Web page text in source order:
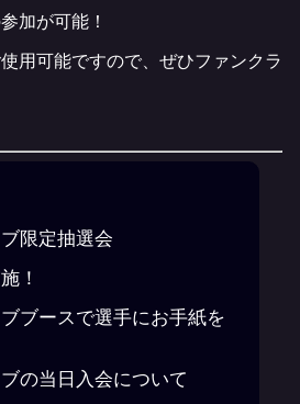
加が可能！
用可能ですので、ぜひファンクラ
限定抽選会
！
ブースで選手にお手紙を
の当日入会について